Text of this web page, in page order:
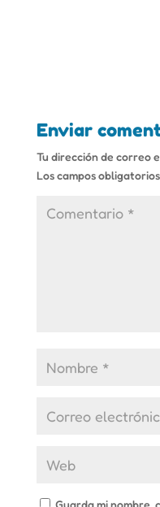
Enviar
Tu dirección de correo
Los campos
Guarda mi nombre,